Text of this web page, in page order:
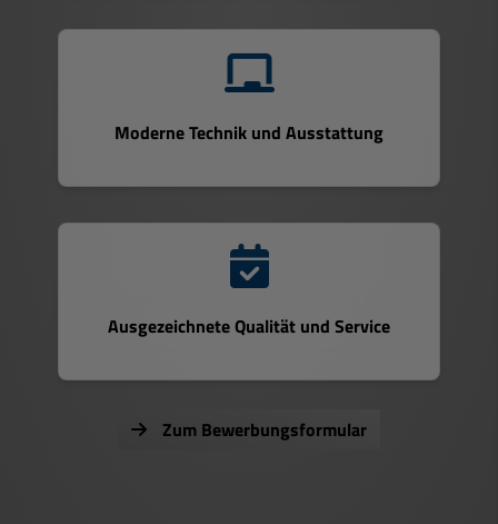
Moderne Technik und Ausstattung
Ausgezeichnete Qualität und Service
Zum Bewerbungsformular